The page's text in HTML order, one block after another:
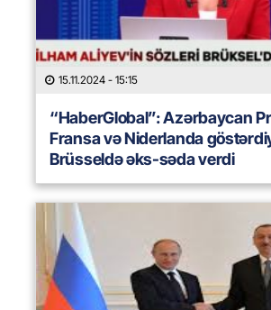
15.11.2024 - 15:15
“HaberGlobal”: Azərbaycan
Fransa və Niderlanda
Brüsseldə əks-səda verdi